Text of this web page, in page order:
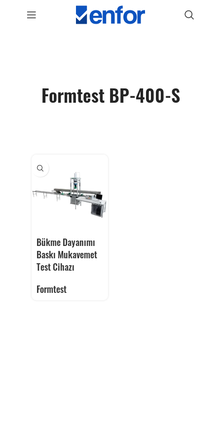
Formtest BP-400-S
Bükme Dayanımı
Baskı Mukavemet
Test Cihazı
Formtest